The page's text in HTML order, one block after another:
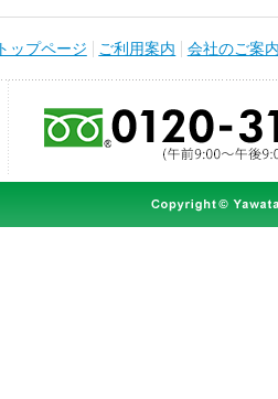
トップページ ご利用案内 会社のご案